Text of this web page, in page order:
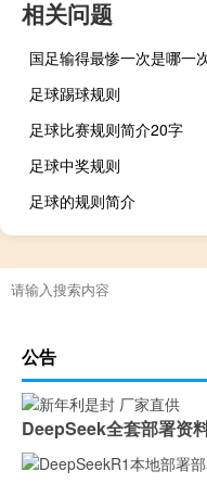
相关问题
国足输得最惨一次是哪一
足球踢球规则
足球比赛规则简介20字
足球中奖规则
足球的规则简介
踢足球的比赛规则
最新足球规则
足球规则详解
广州商学院的王牌专业是
混合过关计算器足球
奇迹暖暖攻略3 3
公告
DeepSeek全套部署资